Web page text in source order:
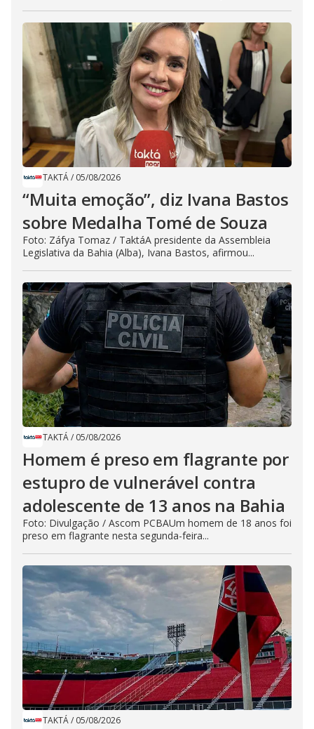
TAKTÁ/ 05/08/2026
“Muita emoção”, diz Ivana Bastos
sobre Medalha Tomé de Souza
Foto: Záfya Tomaz / TaktáA presidente da Assembleia
Legislativa da Bahia (Alba), Ivana Bastos, afirmou...
TAKTÁ/ 05/08/2026
Homem é preso em flagrante por
estupro de vulnerável contra
adolescente de 13 anos na Bahia
Foto: Divulgação / Ascom PCBAUm homem de 18 anos foi
preso em flagrante nesta segunda-feira...
TAKTÁ/ 05/08/2026